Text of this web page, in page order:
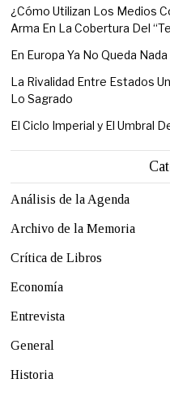
¿Cómo Utilizan Los Medios
Arma En La Cobertura Del
En Europa Ya No Queda Nada
La Rivalidad Entre Estados
Lo Sagrado
El Ciclo Imperial y El Umbral
Análisis de la Agenda
Archivo de la Memoria
Crítica de Libros
Economía
Entrevista
General
Historia